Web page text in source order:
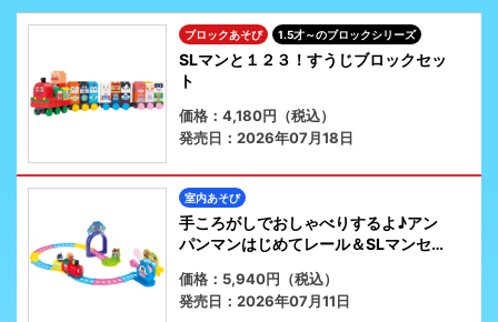
ブロックあそび 1.5才～のブロックシリーズ
SLマンと１２３！すうじブロックセッ
ト
価格：4,180円（税込）
発売日：2026年07月18日
室内あそび
手ころがしでおしゃべりするよ♪アン
パンマンはじめてレール＆SLマンセッ
価格：5,940円（税込）
発売日：2026年07月11日